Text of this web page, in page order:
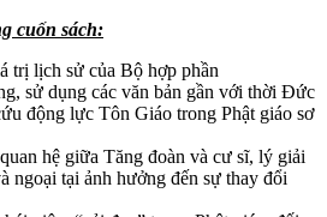
cuốn sách:
trị lịch sử của Bộ hợp phần
sử dụng các văn bản gần với thời Đức
động lực Tôn Giáo trong Phật giáo sơ
hệ giữa Tăng đoàn và cư sĩ, lý giải
ngoại tại ảnh hưởng đến sự thay đổi